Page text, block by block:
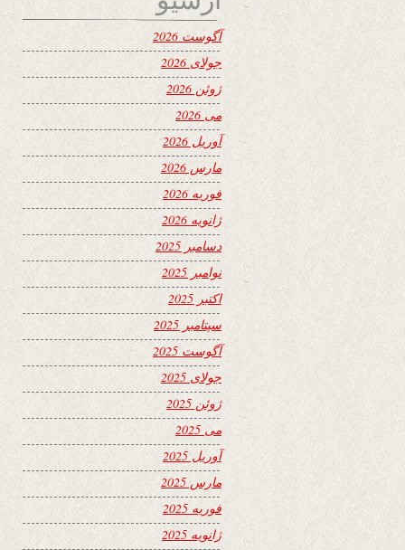
آگوست 2026
جولای 2026
ژوئن 2026
می 2026
آوریل 2026
مارس 2026
فوریه 2026
ژانویه 2026
دسامبر 2025
نوامبر 2025
اکتبر 2025
سپتامبر 2025
آگوست 2025
جولای 2025
ژوئن 2025
می 2025
آوریل 2025
مارس 2025
فوریه 2025
ژانویه 2025